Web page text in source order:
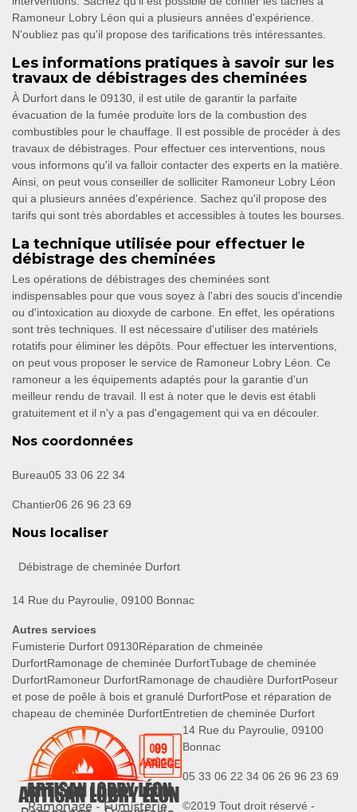
Ramoneur Lobry Léon qui a plusieurs années d'expérience.
N'oubliez pas qu'il propose des tarifications très intéressantes.
Les informations pratiques à savoir sur les
travaux de débistrages des cheminées
À Durfort dans le 09130, il est utile de garantir la parfaite
évacuation de la fumée produite lors de la combustion des
combustibles pour le chauffage. Il est possible de procéder à des
travaux de débistrages. Pour effectuer ces interventions, nous
vous informons qu'il va falloir contacter des experts en la matière.
Ainsi, on peut vous conseiller de solliciter Ramoneur Lobry Léon
qui a plusieurs années d'expérience. Sachez qu'il propose des
tarifs qui sont très abordables et accessibles à toutes les bourses.
La technique utilisée pour effectuer le
débistrage des cheminées
Les opérations de débistrages des cheminées sont
indispensables pour que vous soyez à l'abri des soucis d'incendie
ou d'intoxication au dioxyde de carbone. En effet, les opérations
sont très techniques. Il est nécessaire d'utiliser des matériels
rotatifs pour éliminer les dépôts. Pour effectuer les interventions,
on peut vous proposer le service de Ramoneur Lobry Léon. Ce
ramoneur a les équipements adaptés pour la garantie d'un
meilleur rendu de travail. Il est à noter que le devis est établi
gratuitement et il n'y a pas d'engagement qui va en découler.
Nos coordonnées
Bureau05 33 06 22 34
Chantier06 26 96 23 69
Nous localiser
Débistrage de cheminée Durfort
14 Rue du Payroulie, 09100 Bonnac
Autres services
Fumisterie Durfort 09130Réparation de chmeinée
DurfortRamonage de cheminée DurfortTubage de cheminée
DurfortRamoneur DurfortRamonage de chaudière DurfortPoseur
et pose de poêle à bois et granulé DurfortPose et réparation de
chapeau de cheminée DurfortEntretien de cheminée Durfort
14 Rue du Payroulie, 09100
Bonnac
05 33 06 22 34 06 26 96 23 69
©2019 Tout droit réservé -